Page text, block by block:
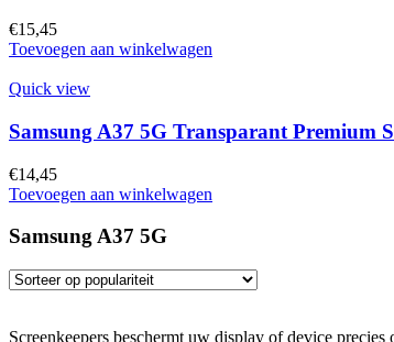
€15,45
Toevoegen aan winkelwagen
Quick view
Samsung A37 5G Transparant Premium
€14,45
Toevoegen aan winkelwagen
Samsung A37 5G
Screenkeepers beschermt uw display of device precies